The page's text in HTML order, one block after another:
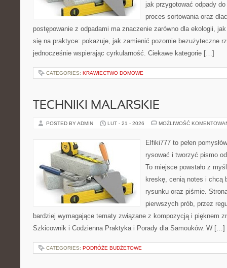
jak przygotować odpady
proces sortowania oraz
postępowanie z odpadami ma znaczenie zarówno dla ekologii,
się na praktyce: pokazuje, jak zamienić pozornie bezużyteczne
jednocześnie wspierając cyrkularność. Ciekawe kategorie […]
CATEGORIES: KRAWIECTWO DOMOWE
TECHNIKI MALARSKIE
POSTED BY ADMIN LUT - 21 - 2026 MOŻLIWOŚĆ
Elfiki777 to pełen
rysować i tworzyć pismo
To miejsce powstało z
kreskę, cenią notes i chcą
rysunku oraz piśmie.
pierwszych prób, przez
bardziej wymagające tematy związane z kompozycją i pięknem
Szkicownik i Codzienna Praktyka i Porady dla Samouków. W […]
CATEGORIES: PODRÓŻE BUDŻETOWE